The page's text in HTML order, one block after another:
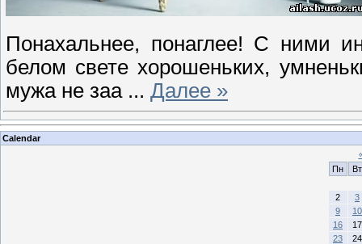
Понахальнее, понаглее! С ними
белом свете хорошеньких,
мужа не заа ... Далее »
Calendar
Пн
Вт
2
3
9
10
16
17
23
24